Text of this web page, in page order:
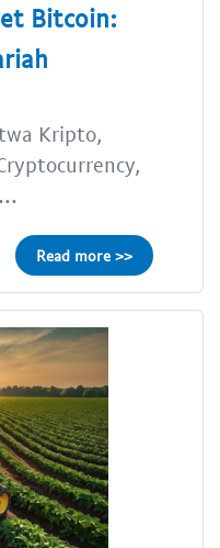
Bitcoin:
Kripto,
Read more >>